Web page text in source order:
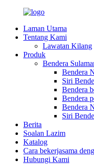
Laman Utama
Tentang Kami
Lawatan Kilang
Produk
Bendera
Bendera
Siri
Bendera
Bendera
Bendera
Siri
Berita
Soalan Lazim
Katalog
Cara bekerjasama
Hubungi Kami